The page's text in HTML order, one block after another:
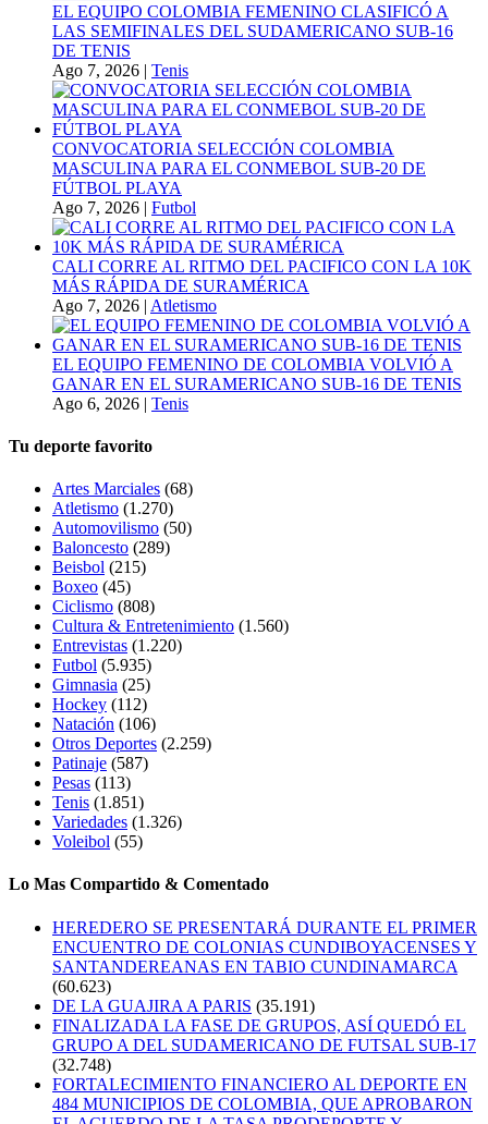
EL EQUIPO COLOMBIA FEMENINO CLASIFICÓ A
LAS SEMIFINALES DEL SUDAMERICANO SUB-16
DE TENIS
Ago 7, 2026 | Tenis
CONVOCATORIA SELECCIÓN COLOMBIA
MASCULINA PARA EL CONMEBOL SUB-20 DE
FÚTBOL PLAYA
Ago 7, 2026 | Futbol
CALI CORRE AL RITMO DEL PACIFICO CON LA 10K
MÁS RÁPIDA DE SURAMÉRICA
Ago 7, 2026 | Atletismo
EL EQUIPO FEMENINO DE COLOMBIA VOLVIÓ A
GANAR EN EL SURAMERICANO SUB-16 DE TENIS
Ago 6, 2026 | Tenis
Tu deporte favorito
Artes Marciales (68)
Atletismo (1.270)
Automovilismo (50)
Baloncesto (289)
Beisbol (215)
Boxeo (45)
Ciclismo (808)
Cultura & Entretenimiento (1.560)
Entrevistas (1.220)
Futbol (5.935)
Gimnasia (25)
Hockey (112)
Natación (106)
Otros Deportes (2.259)
Patinaje (587)
Pesas (113)
Tenis (1.851)
Variedades (1.326)
Voleibol (55)
Lo Mas Compartido & Comentado
HEREDERO SE PRESENTARÁ DURANTE EL PRIMER
ENCUENTRO DE COLONIAS CUNDIBOYACENSES Y
SANTANDEREANAS EN TABIO CUNDINAMARCA
(60.623)
DE LA GUAJIRA A PARIS (35.191)
FINALIZADA LA FASE DE GRUPOS, ASÍ QUEDÓ EL
GRUPO A DEL SUDAMERICANO DE FUTSAL SUB-17
(32.748)
FORTALECIMIENTO FINANCIERO AL DEPORTE EN
484 MUNICIPIOS DE COLOMBIA, QUE APROBARON